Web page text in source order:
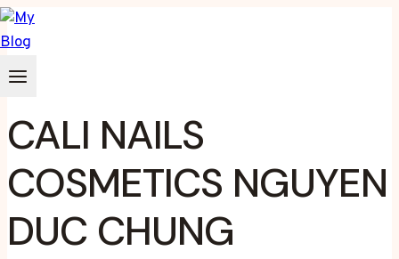
Zum
Inhalt
springen
CALI NAILS
COSMETICS NGUYEN
DUC CHUNG